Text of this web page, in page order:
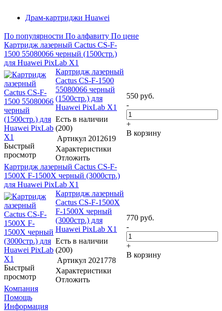
Драм-картриджи Huawei
По популярности По алфавиту По цене
Картридж лазерный Cactus CS-F-
1500 55080066 черный (1500стр.)
для Huawei PixLab X1
Быстрый
просмотр
Картридж лазерный
Cactus CS-F-1500
55080066 черный
(1500стр.) для
Huawei PixLab X1
Есть в наличии
(200)
Артикул 2012619
Характеристики
Отложить
550 руб.
-
+
В корзину
Картридж лазерный Cactus CS-F-
1500X F-1500X черный (3000стр.)
для Huawei PixLab X1
Быстрый
просмотр
Картридж лазерный
Cactus CS-F-1500X
F-1500X черный
(3000стр.) для
Huawei PixLab X1
Есть в наличии
(200)
Артикул 2021778
Характеристики
Отложить
770 руб.
-
+
В корзину
Компания
Помощь
Информация